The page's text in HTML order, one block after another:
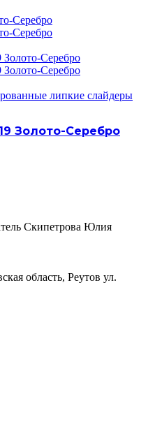
липкие слайдеры
Золото-Серебро
Скипетрова Юлия
область, Реутов ул.